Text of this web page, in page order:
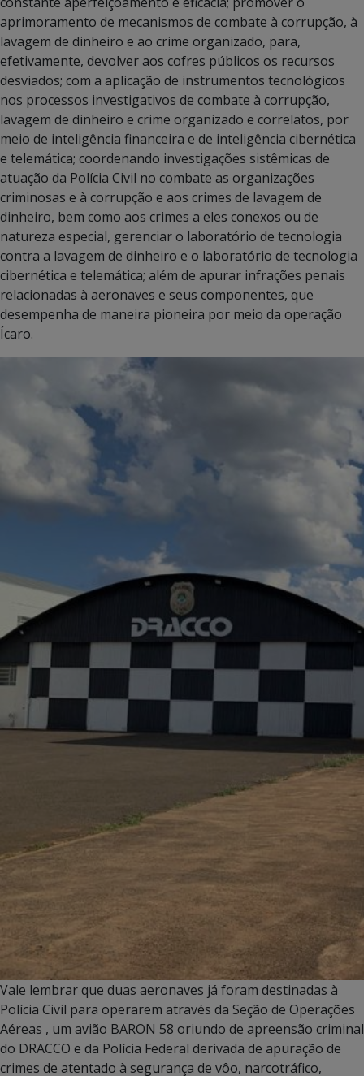
aprimoramento de mecanismos de combate à corrupção, à
lavagem de dinheiro e ao crime organizado, para,
efetivamente, devolver aos cofres públicos os recursos
desviados; com a aplicação de instrumentos tecnológicos
nos processos investigativos de combate à corrupção,
lavagem de dinheiro e crime organizado e correlatos, por
meio de inteligência financeira e de inteligência cibernética
e telemática; coordenando investigações sistêmicas de
atuação da Polícia Civil no combate as organizações
criminosas e à corrupção e aos crimes de lavagem de
dinheiro, bem como aos crimes a eles conexos ou de
natureza especial, gerenciar o laboratório de tecnologia
contra a lavagem de dinheiro e o laboratório de tecnologia
cibernética e telemática; além de apurar infrações penais
relacionadas à aeronaves e seus componentes, que
desempenha de maneira pioneira por meio da operação
Ícaro.
Vale lembrar que duas aeronaves já foram destinadas à
Polícia Civil para operarem através da Seção de Operações
Aéreas , um avião BARON 58 oriundo de apreensão criminal
do DRACCO e da Polícia Federal derivada de apuração de
crimes de atentado à segurança de vôo, narcotráfico,